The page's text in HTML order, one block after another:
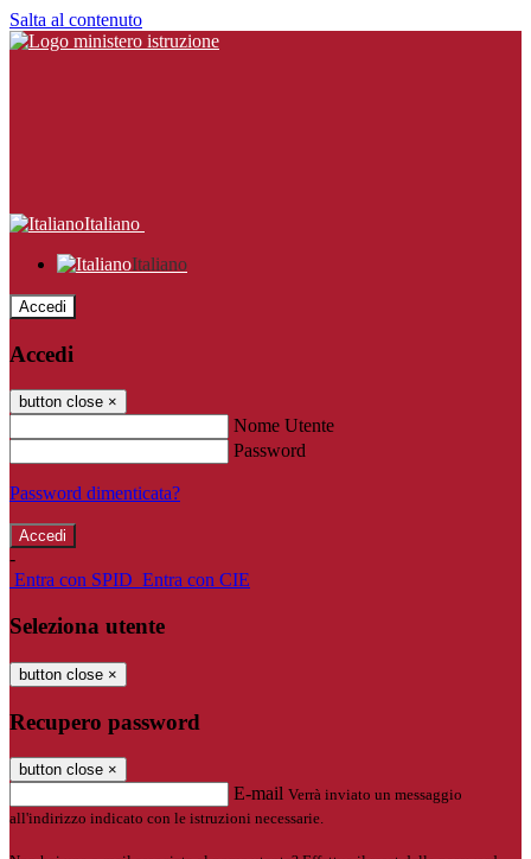
Salta al contenuto
Italiano
Italiano
Accedi
Accedi
button close ×
Nome Utente
Password
Password dimenticata?
-
Entra con SPID Entra con CIE
Seleziona utente
button close ×
Recupero password
button close ×
E-mail Verrà inviato un messaggio
all'indirizzo indicato con le istruzioni necessarie.